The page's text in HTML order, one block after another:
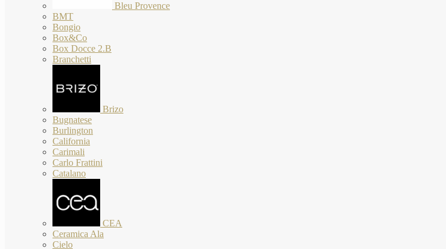
Bleu Provence
BMT
Bongio
Box&Co
Box Docce 2.B
Branchetti
Brizo
Bugnatese
Burlington
California
Carimali
Carlo Frattini
Catalano
CEA
Ceramica Ala
Cielo